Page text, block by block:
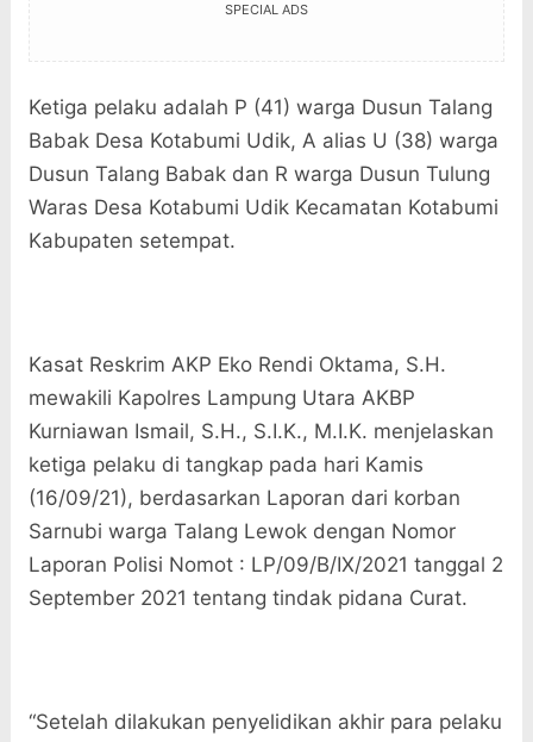
SPECIAL ADS
Ketiga pelaku adalah P (41) warga Dusun Talang
Babak Desa Kotabumi Udik, A alias U (38) warga
Dusun Talang Babak dan R warga Dusun Tulung
Waras Desa Kotabumi Udik Kecamatan Kotabumi
Kabupaten setempat.
Kasat Reskrim AKP Eko Rendi Oktama, S.H.
mewakili Kapolres Lampung Utara AKBP
Kurniawan Ismail, S.H., S.I.K., M.I.K. menjelaskan
ketiga pelaku di tangkap pada hari Kamis
(16/09/21), berdasarkan Laporan dari korban
Sarnubi warga Talang Lewok dengan Nomor
Laporan Polisi Nomot : LP/09/B/IX/2021 tanggal 2
September 2021 tentang tindak pidana Curat.
“Setelah dilakukan penyelidikan akhir para pelaku